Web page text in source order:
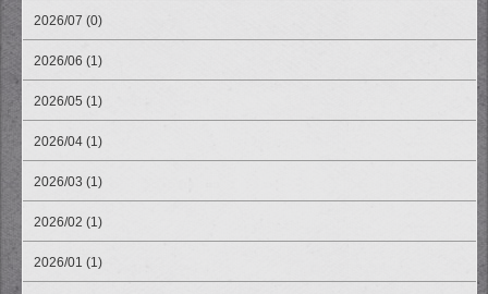
2026/07 (0)
2026/06 (1)
2026/05 (1)
2026/04 (1)
2026/03 (1)
2026/02 (1)
2026/01 (1)